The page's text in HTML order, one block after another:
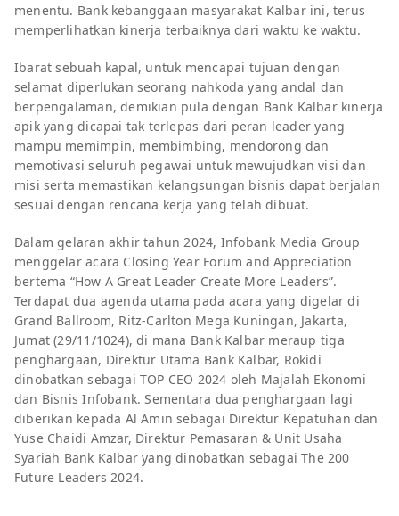
menentu. Bank kebanggaan masyarakat Kalbar ini, terus
memperlihatkan kinerja terbaiknya dari waktu ke waktu.
Ibarat sebuah kapal, untuk mencapai tujuan dengan
selamat diperlukan seorang nahkoda yang andal dan
berpengalaman, demikian pula dengan Bank Kalbar kinerja
apik yang dicapai tak terlepas dari peran leader yang
mampu memimpin, membimbing, mendorong dan
memotivasi seluruh pegawai untuk mewujudkan visi dan
misi serta memastikan kelangsungan bisnis dapat berjalan
sesuai dengan rencana kerja yang telah dibuat.
Dalam gelaran akhir tahun 2024, Infobank Media Group
menggelar acara Closing Year Forum and Appreciation
bertema “How A Great Leader Create More Leaders”.
Terdapat dua agenda utama pada acara yang digelar di
Grand Ballroom, Ritz-Carlton Mega Kuningan, Jakarta,
Jumat (29/11/1024), di mana Bank Kalbar meraup tiga
penghargaan, Direktur Utama Bank Kalbar, Rokidi
dinobatkan sebagai TOP CEO 2024 oleh Majalah Ekonomi
dan Bisnis Infobank. Sementara dua penghargaan lagi
diberikan kepada Al Amin sebagai Direktur Kepatuhan dan
Yuse Chaidi Amzar, Direktur Pemasaran & Unit Usaha
Syariah Bank Kalbar yang dinobatkan sebagai The 200
Future Leaders 2024.